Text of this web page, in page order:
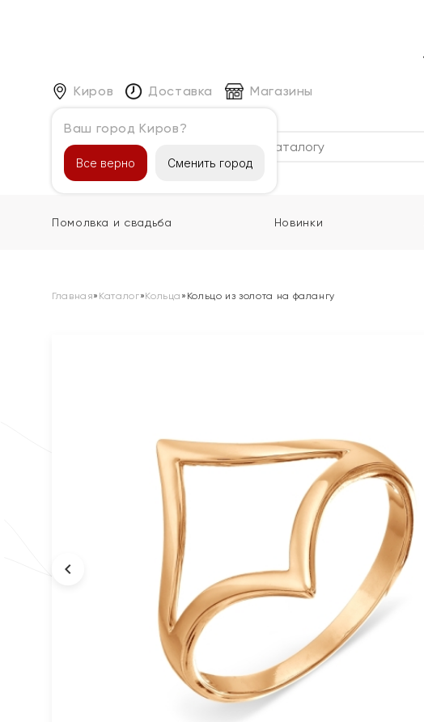
Киров
Ваш город Киров?
Все верно Сменить город
Доставка Магазины
Каталог
Помолвка и свадьба Новинки
Главная» Каталог»Кольца » Кольцо из золота на фалангу